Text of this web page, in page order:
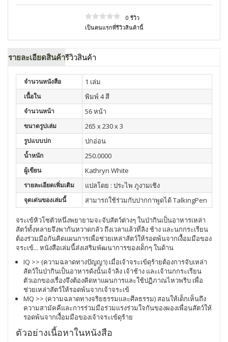
0 รีวิว
เป็นคนแรกที่รีวิวสินค้านี้
รายละเอียดสินค้ารีวิวสินค้า
จำนวนหนังสือ 1 เล่ม
เนื้อใน พิมพ์ 4 สี
จำนวนหน้า 56 หน้า
ขนาดรูปเล่ม 265 x 230 x 3
รูปแบบปก ปกอ่อน
น้ำหนัก 250.0000
ผู้เขียน Kathryn White
รายละเอียดเพิ่มเติม แปลโดย : ประไพ ภูงามเชิง
จุดเด่นของเล่มนี้ สามารถใช้ร่วมกับปากกาพูดได้ TalkingPen
จระเข้หิวโซตัวหนึ่งพยายามจะจับสัตว์ต่างๆ ในป่ากินเป็นอาหารเหล่า
สัตว์ทั้งหลายจึงพากันหวาดกลัว ถึงเวลาแล้วที่ลิง ช้าง และนกกระเรียน
ต้องร่วมมือกันคิดแผนการเพื่อช่วยเหล่าสัตว์ให้รอดพ้นจากเงื้อมมือของ
จระเข้... หนังสือเล่มนี้ส่งเสริมพัฒนาการของเด็กๆ ในด้าน
IQ >> (ความฉลาดทางปัญญา) เมื่อเจ้าจระเข้ดุร้ายต้องการจับเหล่า
สัตว์ในป่ากินเป็นอาหารดังนั้นเจ้าลิง เจ้าช้าง และเจ้านกกระเรียน
ตัวเอกของเรื่องจึงต้องคิดหาแผนการและใช้ปฏิภาณไหวพริบ เพื่อ
ช่วยเหล่าสัตว์ให้รอดพ้นจากเจ้าจระเข้
MQ >> (ความฉลาดทางจริยธรรมและศีลธรรม) สอนให้เด็กเห็นถึง
ความสามัคคีและการร่วมมือร่วมแรงร่วมใจกันของผองเพื่อนสัตว์ให้
รอดพ้นจากเงื้อมมือของเจ้าจระเข้ดุร้าย
ตัวอย่างเนื้อหาในหนังสือ